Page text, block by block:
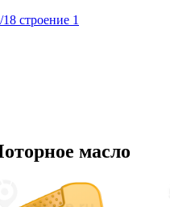
строение 1
масло